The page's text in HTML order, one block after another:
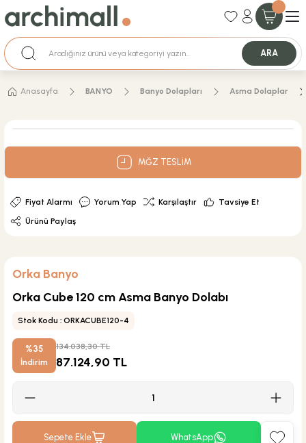
Uzman Ekip Desteği
Nakit Ödemeli Özel Fiyatlar için Bizden Teklif Alabilirsiniz.
ARA
Anasayfa BANYO Banyo Dolapları Asma Dolaplar
MĞZ TESLİM
Fiyat Alarmı Yorum Yap Karşılaştır
Tavsiye Et
Ürünü Paylaş
Orka Banyo
Orka Cube 120 cm Asma Banyo Dolabı
Stok Kodu : ORKACUBE120-4
%35
İndirim
134.038,30 TL
87.124,90 TL
Sepete Ekle WhatsApp